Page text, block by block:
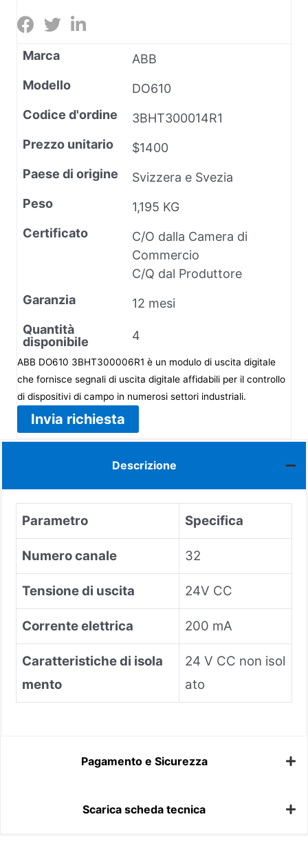
Marca
ABB
Modello
DO610
Codice d'ordine
3BHT300014R1
Prezzo unitario
$1400
Paese di origine
Svizzera e Svezia
Peso
1,195 KG
Certificato
C/O dalla Camera di
Commercio
C/Q dal Produttore
Garanzia
12 mesi
Quantità
disponibile
4
ABB DO610 3BHT300006R1 è un modulo di uscita digitale
che fornisce segnali di uscita digitale affidabili per il controllo
di dispositivi di campo in numerosi settori industriali.
Invia richiesta
Descrizione
Parametro Specifica
Numero canale 32
Tensione di uscita 24V CC
Corrente elettrica 200 mA
Caratteristiche di isola
mento
24 V CC non isol
ato
Pagamento e Sicurezza
Scarica scheda tecnica